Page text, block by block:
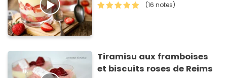
(16 notes)
Tiramisu aux framboises
et biscuits roses de Reims